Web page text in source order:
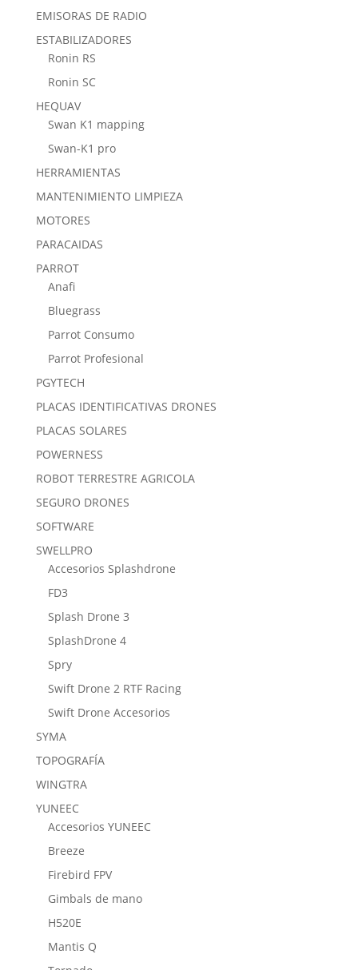
EMISORAS DE RADIO
ESTABILIZADORES
Ronin RS
Ronin SC
HEQUAV
Swan K1 mapping
Swan-K1 pro
HERRAMIENTAS
MANTENIMIENTO LIMPIEZA
MOTORES
PARACAIDAS
PARROT
Anafi
Bluegrass
Parrot Consumo
Parrot Profesional
PGYTECH
PLACAS IDENTIFICATIVAS DRONES
PLACAS SOLARES
POWERNESS
ROBOT TERRESTRE AGRICOLA
SEGURO DRONES
SOFTWARE
SWELLPRO
Accesorios Splashdrone
FD3
Splash Drone 3
SplashDrone 4
Spry
Swift Drone 2 RTF Racing
Swift Drone Accesorios
SYMA
TOPOGRAFÍA
WINGTRA
YUNEEC
Accesorios YUNEEC
Breeze
Firebird FPV
Gimbals de mano
H520E
Mantis Q